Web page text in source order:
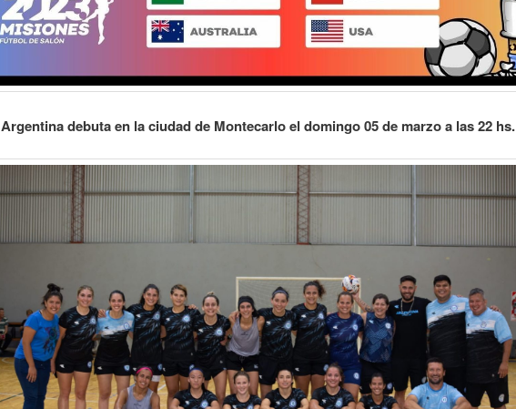
Argentina debuta en la ciudad de Montecarlo el domingo 05 de marzo a las 22 hs.